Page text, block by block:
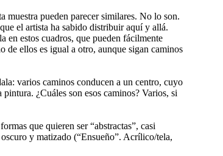
muestra pueden parecer similares. No lo son.
el artista ha sabido distribuir aquí y allá.
en estos cuadros, que pueden fácilmente
de ellos es igual a otro, aunque sigan caminos
: varios caminos conducen a un centro, cuyo
¿Cuáles son esos caminos? Varios, si
que quieren ser “abstractas”, casi
y matizado (“Ensueño”. Acrílico/tela,